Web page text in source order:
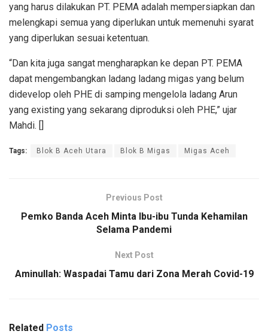
yang harus dilakukan PT. PEMA adalah mempersiapkan dan
melengkapi semua yang diperlukan untuk memenuhi syarat
yang diperlukan sesuai ketentuan.
“Dan kita juga sangat mengharapkan ke depan PT. PEMA
dapat mengembangkan ladang ladang migas yang belum
didevelop oleh PHE di samping mengelola ladang Arun
yang existing yang sekarang diproduksi oleh PHE,” ujar
Mahdi. []
Tags: Blok B Aceh Utara Blok B Migas Migas Aceh
Previous Post
Pemko Banda Aceh Minta Ibu-ibu Tunda Kehamilan
Selama Pandemi
Next Post
Aminullah: Waspadai Tamu dari Zona Merah Covid-19
Related Posts